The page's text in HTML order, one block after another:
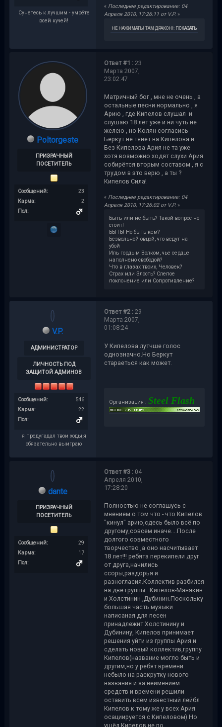
Сунетесь к лучшим - умрёте
всей кучей!
« Последнее редактирование: 04
Апреля 2010, 17:26:11 от V.P.»
НЕ НАЖИМАТЬ! ТАМ ДРАКОН!: ПОКАЗАТЬ
Poltorgeste
ПРИЗРАЧНЫЙ
ПОСЕТИТЕЛЬ
Сообщений:
23
Карма:
2
Пол:
Ответ #1 :23
Марта 2007,
23:02:47
Матричный бог , мне не очень , а
остальные песни нормально , я
Арию , где Кипелов слушал и
слушаю 18 лет уже и ни чуть не
желею , но Колян согласись
Беркут не тянет на Кипелова и
Без Кипелова Ария не та уже
хотя возможно ходят слухи Ария
собирётся вторым составом , я с
трудом в это верю , а ты ?
Кипелов Сила!
« Последнее редактирование: 04
Апреля 2010, 17:26:02 от V.P.»
Быть или не быть? Такой вопрос не
стоит!
БЫТЬ! Но быть кем?
Безвольной овцой, что ведут на
убой
Иль гордым Волком, чье сердце
наполнено свободой?
Что в глазах твоих, Человек?
Страх или Злость? Слепое
поклонение или Сопротивление?
V.P.
АДМИНИСТРАТОР
ЛИЧНОСТЬ ПОД
ЗАЩИТОЙ АДМИНОВ
Сообщений:
546
Карма:
22
Пол:
я предугадал твои ходы,я
обязательно выиграю
Ответ #2 :29
Марта 2007,
01:08:24
У Кипелова лутчше голос
однозначно.Но Беркут
стараеться как может.
Организация : Steel Flash
dante
ПРИЗРАЧНЫЙ
ПОСЕТИТЕЛЬ
Сообщений:
29
Карма:
17
Пол:
Ответ #3 :04
Апреля 2010,
17:28:20
Полностью не соглашусь с
мнением о том что - что Кипелов
"кинул" арию,сдесь было всё по
другому,совсем иначе....После
долгого совместного
творчество ,а оно насчитывает
18 лет!!! ребята перекипели друг
от друга,начились
ссоры,раздорья и
разногласия.Коллектив разбился
на две группы : Кипелов-Манякин
и Холстинин ,Дубинин.Поскольку
большая часть музыки
написаная для песен
принадлежит Холстинину и
Дубинину, Кипелов принимает
решения уйти из группы Ария и
сделать новый коллектив,группу
Кипелов(название могло быть и
другим,но у ребят времени
небыло на раскрутку нового
названия и за неимением
средств и времени решили
оставить всем известный лейбл
Кипелов к тому же у всех Ария
осациируется с Кипеловом).Но
ушёл Кипелов не по